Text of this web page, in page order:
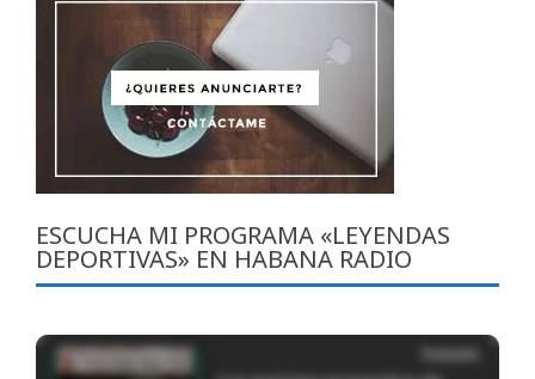
ESCUCHA MI PROGRAMA «LEYENDAS
DEPORTIVAS» EN HABANA RADIO